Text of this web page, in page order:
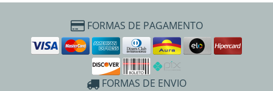
FORMAS DE PAGAMENTO
FORMAS DE ENVIO